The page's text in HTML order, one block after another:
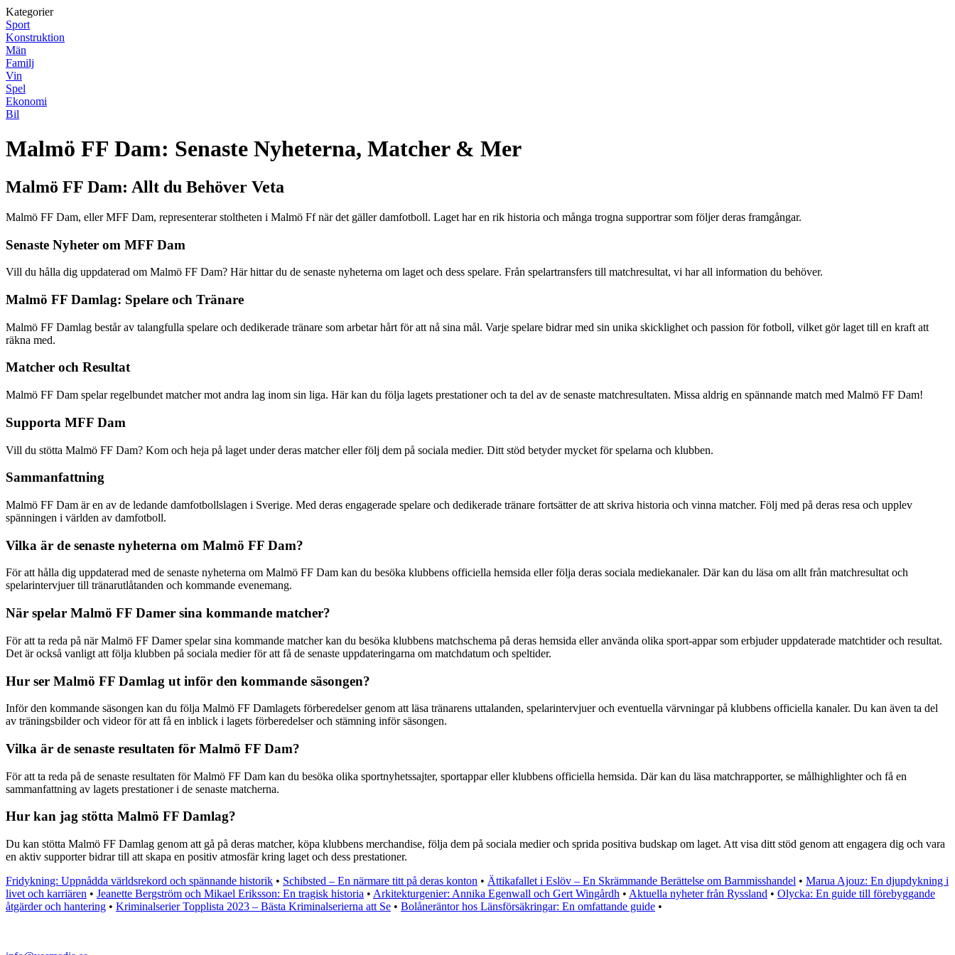
Kategorier
Sport
Konstruktion
Män
Familj
Vin
Spel
Ekonomi
Bil
Malmö FF Dam: Senaste Nyheterna, Matcher & Mer
Malmö FF Dam: Allt du Behöver Veta
Malmö FF Dam, eller MFF Dam, representerar stoltheten i Malmö Ff när det gäller damfotboll. Laget har en rik historia och många trogna supportrar som följer deras framgångar.
Senaste Nyheter om MFF Dam
Vill du hålla dig uppdaterad om Malmö FF Dam? Här hittar du de senaste nyheterna om laget och dess spelare. Från spelartransfers till matchresultat, vi har all information du behöver.
Malmö FF Damlag: Spelare och Tränare
Malmö FF Damlag består av talangfulla spelare och dedikerade tränare som arbetar hårt för att nå sina mål. Varje spelare bidrar med sin unika skicklighet och passion för fotboll, vilket gör laget till en kraft att
räkna med.
Matcher och Resultat
Malmö FF Dam spelar regelbundet matcher mot andra lag inom sin liga. Här kan du följa lagets prestationer och ta del av de senaste matchresultaten. Missa aldrig en spännande match med Malmö FF Dam!
Supporta MFF Dam
Vill du stötta Malmö FF Dam? Kom och heja på laget under deras matcher eller följ dem på sociala medier. Ditt stöd betyder mycket för spelarna och klubben.
Sammanfattning
Malmö FF Dam är en av de ledande damfotbollslagen i Sverige. Med deras engagerade spelare och dedikerade tränare fortsätter de att skriva historia och vinna matcher. Följ med på deras resa och upplev
spänningen i världen av damfotboll.
Vilka är de senaste nyheterna om Malmö FF Dam?
För att hålla dig uppdaterad med de senaste nyheterna om Malmö FF Dam kan du besöka klubbens officiella hemsida eller följa deras sociala mediekanaler. Där kan du läsa om allt från matchresultat och
spelarintervjuer till tränarutlåtanden och kommande evenemang.
När spelar Malmö FF Damer sina kommande matcher?
För att ta reda på när Malmö FF Damer spelar sina kommande matcher kan du besöka klubbens matchschema på deras hemsida eller använda olika sport-appar som erbjuder uppdaterade matchtider och resultat.
Det är också vanligt att följa klubben på sociala medier för att få de senaste uppdateringarna om matchdatum och speltider.
Hur ser Malmö FF Damlag ut inför den kommande säsongen?
Inför den kommande säsongen kan du följa Malmö FF Damlagets förberedelser genom att läsa tränarens uttalanden, spelarintervjuer och eventuella värvningar på klubbens officiella kanaler. Du kan även ta del
av träningsbilder och videor för att få en inblick i lagets förberedelser och stämning inför säsongen.
Vilka är de senaste resultaten för Malmö FF Dam?
För att ta reda på de senaste resultaten för Malmö FF Dam kan du besöka olika sportnyhetssajter, sportappar eller klubbens officiella hemsida. Där kan du läsa matchrapporter, se målhighlighter och få en
sammanfattning av lagets prestationer i de senaste matcherna.
Hur kan jag stötta Malmö FF Damlag?
Du kan stötta Malmö FF Damlag genom att gå på deras matcher, köpa klubbens merchandise, följa dem på sociala medier och sprida positiva budskap om laget. Att visa ditt stöd genom att engagera dig och vara
en aktiv supporter bidrar till att skapa en positiv atmosfär kring laget och dess prestationer.
Fridykning: Uppnådda världsrekord och spännande historik • Schibsted – En närmare titt på deras konton • Ättikafallet i Eslöv – En Skrämmande Berättelse om Barnmisshandel • Marua Ajouz: En djupdykning i
livet och karriären • Jeanette Bergström och Mikael Eriksson: En tragisk historia • Arkitekturgenier: Annika Egenwall och Gert Wingårdh • Aktuella nyheter från Ryssland • Olycka: En guide till förebyggande
åtgärder och hantering • Kriminalserier Topplista 2023 – Bästa Kriminalserierna att Se • Bolåneräntor hos Länsförsäkringar: En omfattande guide •